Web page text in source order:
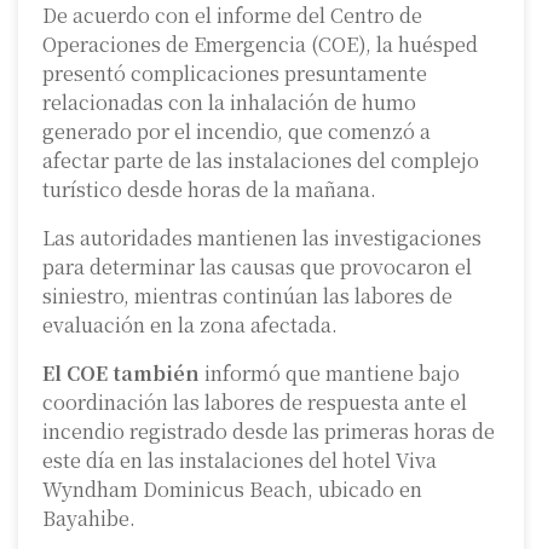
De acuerdo con el informe del Centro de
Operaciones de Emergencia (COE), la huésped
presentó complicaciones presuntamente
relacionadas con la inhalación de humo
generado por el incendio, que comenzó a
afectar parte de las instalaciones del complejo
turístico desde horas de la mañana.
Las autoridades mantienen las investigaciones
para determinar las causas que provocaron el
siniestro, mientras continúan las labores de
evaluación en la zona afectada.
El COE también informó que mantiene bajo
coordinación las labores de respuesta ante el
incendio registrado desde las primeras horas de
este día en las instalaciones del hotel Viva
Wyndham Dominicus Beach, ubicado en
Bayahibe.